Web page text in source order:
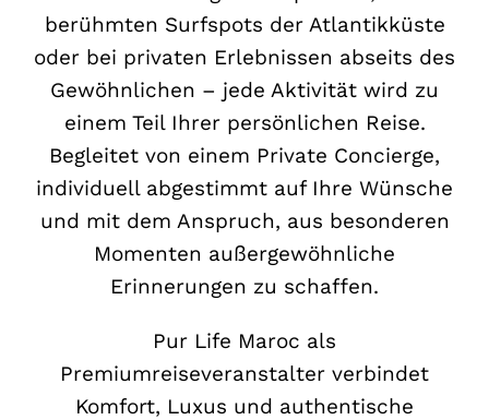
berühmten Surfspots der Atlantikküste
oder bei privaten Erlebnissen abseits des
Gewöhnlichen – jede Aktivität wird zu
einem Teil Ihrer persönlichen Reise.
Begleitet von einem Private Concierge,
individuell abgestimmt auf Ihre Wünsche
und mit dem Anspruch, aus besonderen
Momenten außergewöhnliche
Erinnerungen zu schaffen.
Pur Life Maroc als
Premiumreiseveranstalter verbindet
Komfort, Luxus und authentische